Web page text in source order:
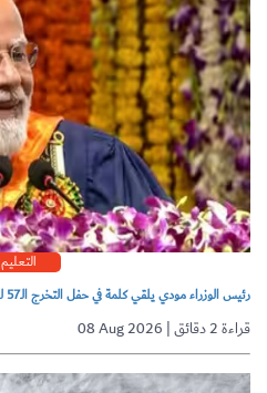
التعليم
رئيس الوزراء مودي يلقي كلمة في حفل التخرج الـ57 للمعهد الهندي للتكنولوجيا بدلهي
08 Aug 2026 | قراءة 2 دقائق